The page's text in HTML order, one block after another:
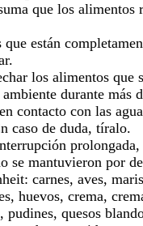
que los alimentos
están
los alimentos que
durante más
contacto con las
caso de duda, tíralo.
prolongada,
se mantuvieron por
carnes, aves,
huevos, crema,
pudines, quesos